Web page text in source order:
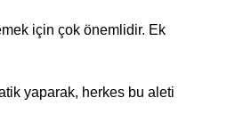
için çok önemlidir. Ek
yaparak, herkes bu aleti